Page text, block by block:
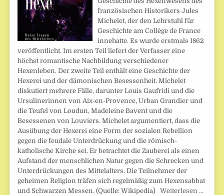
französischen Historikers Jules
Michelet, der den Lehrstuhl für
Geschichte am Collège de France
innehatte. Es wurde erstmals 1862
veröffentlicht. Im ersten Teil liefert der Verfasser eine
höchst romantische Nachbildung verschiedener
Hexenleben. Der zweite Teil enthält eine Geschichte der
Hexerei und der dämonischen Besessenheit. Michelet
diskutiert mehrere Fälle, darunter Louis Gaufridi und die
Ursulinerinnen von Aix-en-Provence, Urban Grandier und
die Teufel von Loudun, Madeleine Bavent und die
Besessenen von Louviers. Michelet argumentiert, dass die
Ausübung der Hexerei eine Form der sozialen Rebellion
gegen die feudale Unterdrückung und die römisch-
katholische Kirche sei. Er betrachtet die Zauberei als einen
Aufstand der menschlichen Natur gegen die Schrecken und
Unterdrückungen des Mittelalters. Die Teilnehmer der
geheimen Religion träfen sich regelmäßig zum Hexensabbat
und Schwarzen Messen. (Quelle: Wikipedia)Weiterlesen …